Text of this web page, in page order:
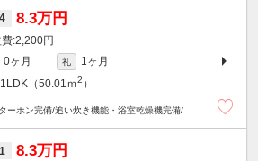
8.3万円
2,200円
0ヶ月 礼
1ヶ月
1LDK（50.01ｍ2 ）
ーホン完備/追い炊き機能・浴室乾燥機完備/
8.3万円